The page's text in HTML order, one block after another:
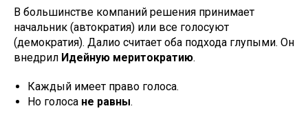
В большинстве компаний решения принимает
начальник (автократия) или все голосуют
(демократия). Далио считает оба подхода глупыми. Он
внедрил Идейную меритократию.
Каждый имеет право голоса.
Но голоса не равны.